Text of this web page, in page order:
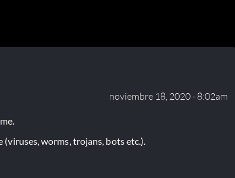
noviembre 18, 2020 - 8:02am
worms, trojans, bots etc.).